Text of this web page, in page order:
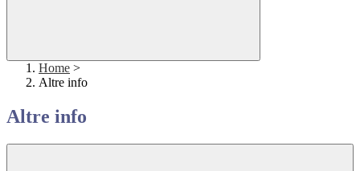
Home >
Altre info
Altre info